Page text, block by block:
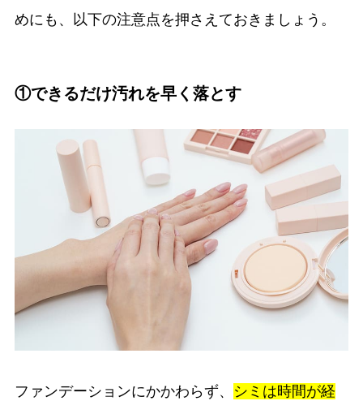
めにも、以下の注意点を押さえておきましょう。
①できるだけ汚れを早く落とす
ファンデーションにかかわらず、
シミは時間が経